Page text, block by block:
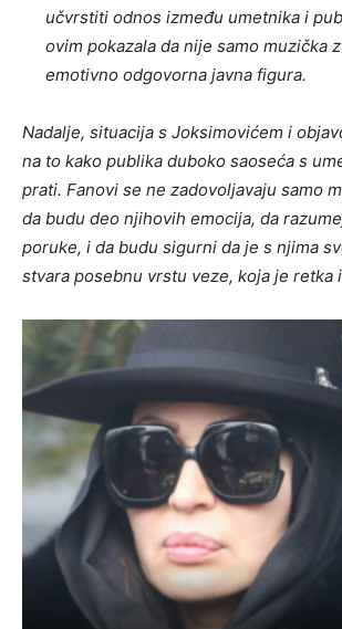
učvrstiti odnos između umetnika i
ovim pokazala da nije samo muzička
emotivno odgovorna javna figura.
Nadalje, situacija s Joksimovićem i
na to kako publika duboko saoseća s
prati. Fanovi se ne zadovoljavaju samo
da budu deo njihovih emocija, da
poruke, i da budu sigurni da je s njima
stvara posebnu vrstu veze, koja je retka